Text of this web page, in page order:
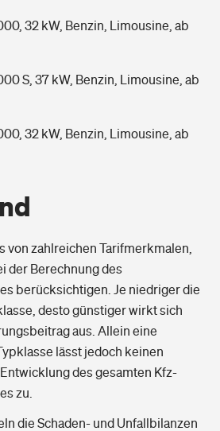
Sicherheit für deine Kids
32 kW, Benzin, Limousine, ab
S, 37 kW, Benzin, Limousine, ab
32 kW, Benzin, Limousine, ab
von zahlreichen Tarifmerkmalen,
der Berechnung des
berücksichtigen. Je niedriger die
desto günstiger wirkt sich
aus. Allein eine
lässt jedoch keinen
des gesamten Kfz-
zu.
die Schaden- und Unfallbilanzen